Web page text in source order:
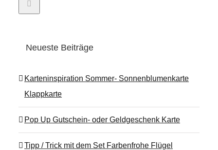
Neueste Beiträge
Karteninspiration Sommer- Sonnenblumenkarte
Klappkarte
Pop Up Gutschein- oder Geldgeschenk Karte
Tipp / Trick mit dem Set Farbenfrohe Flügel